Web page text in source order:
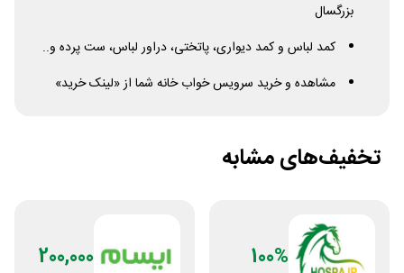
بزرگسال
کمد لباس و کمد دیواری، پاتختی، دراور لباس، ست پرده و..
مشاهده و خرید سرویس خواب خانه شما از «لینک خرید»
تخفیف‌های مشابه
100%
200,000